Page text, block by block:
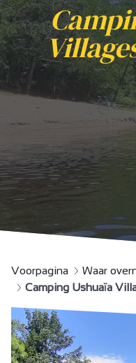
Voorpagina Waar
Camping Ushuaïa